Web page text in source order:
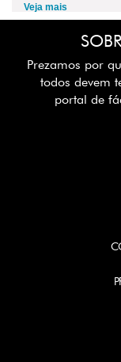
Veja mais
Prezamos por
todos devem
portal de